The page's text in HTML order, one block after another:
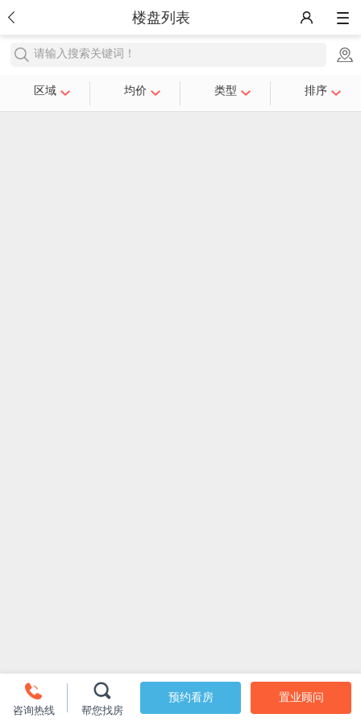
楼盘列表
请输入搜索关键词！
区域 均价 类型 排序
咨询热线 帮您找房
预约看房 置业顾问